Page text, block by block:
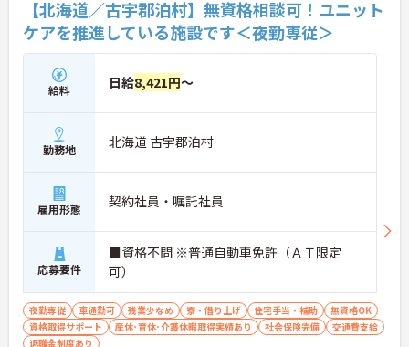
【北海道／古宇郡泊村】無資格相談可！ユニット
ケアを推進している施設です＜夜勤専従＞
給料 日給8,421円～
勤務地 北海道 古宇郡泊村
雇用形態 契約社員・嘱託社員
応募要件
■資格不問 ※普通自動車免許（ＡＴ限定
可）
夜勤専従 車通勤可 残業少なめ 寮・借り上げ 住宅手当・補助
無資格OK
資格取得サポート
産休･育休･介護休暇取得実績あり 社会保険完備
交通費支給
退職金制度あり